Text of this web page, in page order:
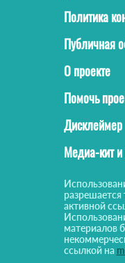
Политика
Публичная
О проекте
Помочь
Дисклеймер
Медиа-кит и
разрешается
активной
материалов
ссылкой на